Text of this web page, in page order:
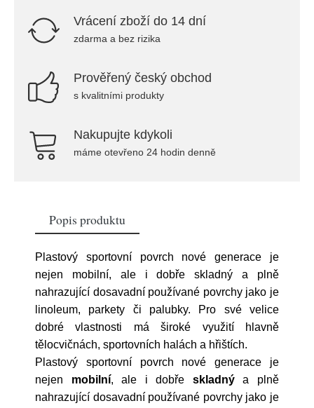
Vrácení zboží do 14 dní
zdarma a bez rizika
Prověřený český obchod
s kvalitními produkty
Nakupujte kdykoli
máme otevřeno 24 hodin denně
Popis produktu
Plastový sportovní povrch nové generace je
nejen mobilní, ale i dobře skladný a plně
nahrazující dosavadní používané povrchy jako je
linoleum, parkety či palubky. Pro své velice
dobré vlastnosti má široké využití hlavně
tělocvičnách, sportovních halách a hřištích.
Plastový sportovní povrch nové generace je
nejen mobilní, ale i dobře skladnýa plně
nahrazující dosavadní používané povrchy jako je